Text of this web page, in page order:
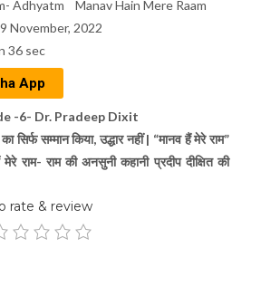
Adhyatm
Manav Hain Mere Raam
November, 2022
36 sec
App
-6- Dr. Pradeep Dixit
सिर्फ सम्मान किया, उद्धार नहीं | “मानव हैं मेरे राम”
राम- राम की अनसुनी कहानी प्रदीप दीक्षित की
rate & review